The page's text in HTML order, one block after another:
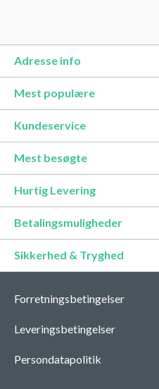
Adresse info
Mest populære
Kundeservice
Mest besøgte
Hurtig Levering
Betalingsmuligheder
Sikkerhed & Tryghed
Forretningsbetingelser
Leveringsbetingelser
Persondatapolitik